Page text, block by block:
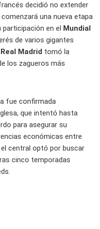
decidió no extender
una nueva etapa
participación en el Mundial
de varios gigantes
Real Madrid tomó la
los zagueros más
fue confirmada
que intentó hasta
para asegurar su
económicas entre
central optó por buscar
cinco temporadas